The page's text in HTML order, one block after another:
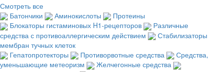
Смотреть все
Батончики
Аминокислоты
Протеины
Блокаторы гистаминовых H1-рецепторов
Различные
средства с противоаллергическим действием
Стабилизаторы
мембран тучных клеток
Гепатопротекторы
Противорвотные средства
Средства,
уменьшающие метеоризм
Желчегонные средства